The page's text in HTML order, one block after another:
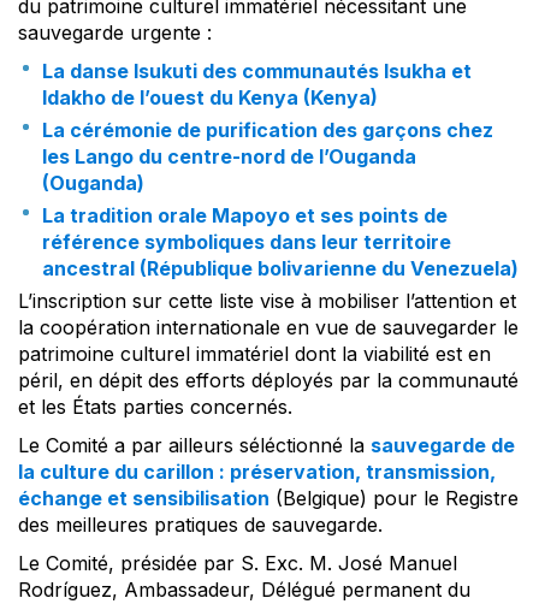
du patrimoine culturel immatériel nécessitant une
sauvegarde urgente :
La danse Isukuti des communautés Isukha et
Idakho de l’ouest du Kenya (Kenya)
La cérémonie de purification des garçons chez
les Lango du centre-nord de l’Ouganda
(Ouganda)
La tradition orale Mapoyo et ses points de
référence symboliques dans leur territoire
ancestral (République bolivarienne du Venezuela)
L’inscription sur cette liste vise à mobiliser l’attention et
la coopération internationale en vue de sauvegarder le
patrimoine culturel immatériel dont la viabilité est en
péril, en dépit des efforts déployés par la communauté
et les États parties concernés.
Le Comité a par ailleurs séléctionné la sauvegarde de
la culture du carillon : préservation, transmission,
échange et sensibilisation (Belgique) pour le Registre
des meilleures pratiques de sauvegarde.
Le Comité, présidée par S. Exc. M. José Manuel
Rodríguez, Ambassadeur, Délégué permanent du